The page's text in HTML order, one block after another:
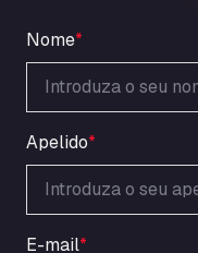
Schellweilerstraße
ARAL
GmbH
Ardleigh South
a120 westbound,
Area 47
Autovia A4 km
Nome*
Apelido*
E-mail*